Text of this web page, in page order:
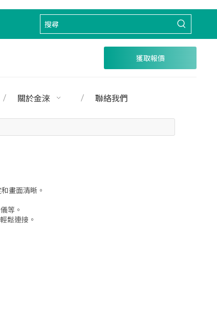
獲取報價
關於金淶 聯絡我們
畫面清晰。
等。
鬆連接。